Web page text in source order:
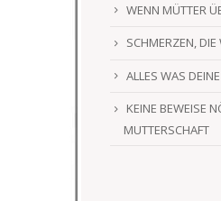
WENN MÜTTER
SCHMERZEN, DIE
ALLES WAS
KEINE BEWEISE
MUTTERSCHAFT